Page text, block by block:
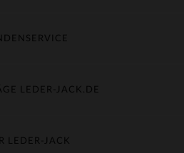
& Widerruf
kontaktieren
LEDER-JACK.DE
Guide
LEDER-JACK